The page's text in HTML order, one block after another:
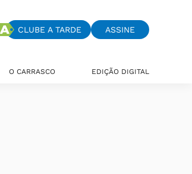
CLUBE A TARDE ASSINE
O CARRASCO EDIÇÃO DIGITAL